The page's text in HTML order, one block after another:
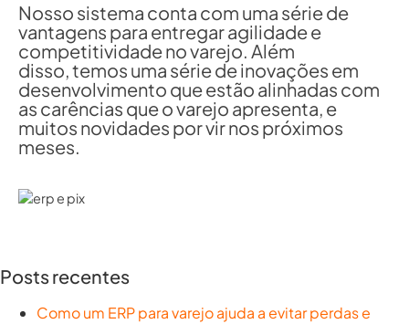
Nosso sistema conta com uma série de
vantagens para entregar agilidade e
competitividade no varejo. Além
disso, temos uma série de inovações em
desenvolvimento que estão alinhadas com
as carências que o varejo apresenta, e
muitos novidades por vir nos próximos
meses.
Posts recentes
Como um ERP para varejo ajuda a evitar perdas e